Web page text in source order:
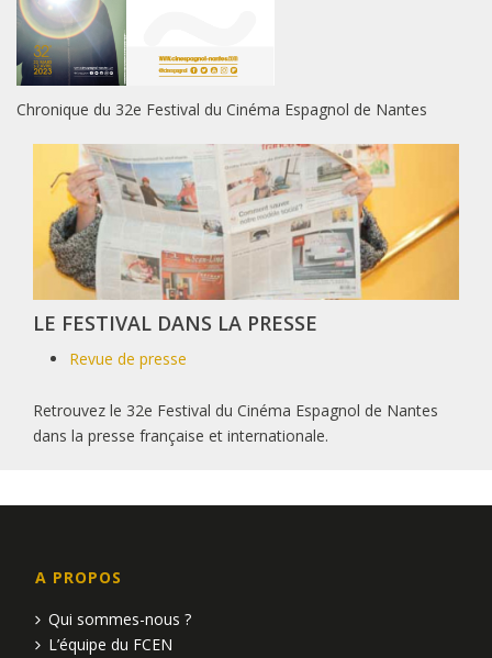
Chronique du 32e Festival du Cinéma Espagnol de Nantes
LE FESTIVAL DANS LA PRESSE
Revue de presse
Retrouvez le 32e Festival du Cinéma Espagnol de Nantes
dans la presse française et internationale.
A PROPOS
Qui sommes-nous ?
L’équipe du FCEN